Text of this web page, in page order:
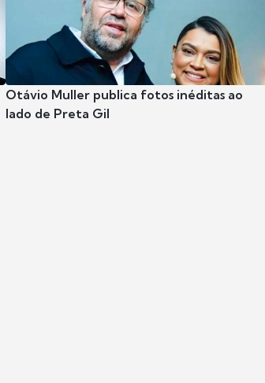
Otávio Muller publica fotos inéditas ao
lado de Preta Gil